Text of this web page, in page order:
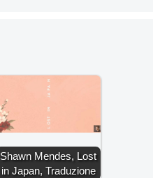
Shawn Mendes, Lost
in Japan, Traduzione